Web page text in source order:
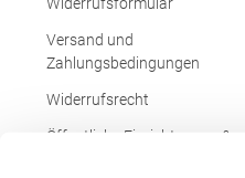
Versand und
Zahlungsbedingungen
Widerrufsrecht
Öffentliche Einrichtungen &